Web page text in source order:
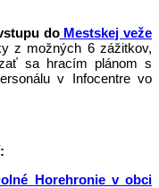
doMestskej veže
z možných 6 zážitkov,
sa hracím plánom s
v Infocentre vo
Horehronie v obci